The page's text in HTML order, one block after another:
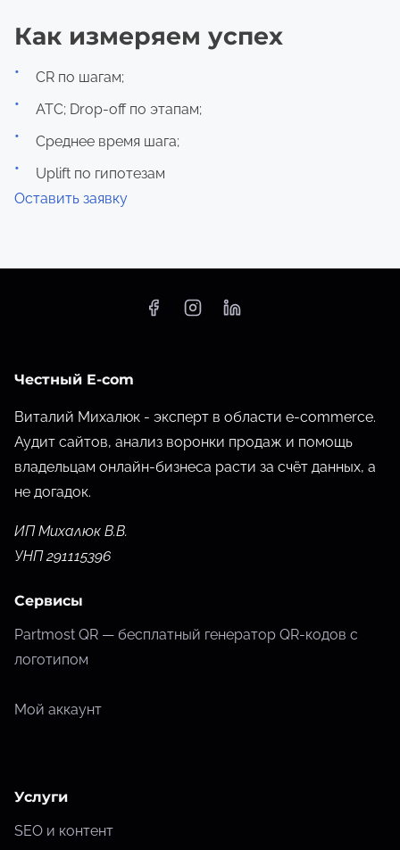
Как измеряем успех
CR по шагам;
ATC; Drop-off по этапам;
Среднее время шага;
Uplift по гипотезам
Оставить заявку
Честный E-com
Виталий Михалюк - эксперт в области e-commerce.
Аудит сайтов, анализ воронки продаж и помощь
владельцам онлайн-бизнеса расти за счёт данных, а
не догадок.
ИП Михалюк В.В.
УНП 291115396
Сервисы
Partmost QR — бесплатный генератор QR-кодов с
логотипом
Мой аккаунт
Услуги
SEO и контент